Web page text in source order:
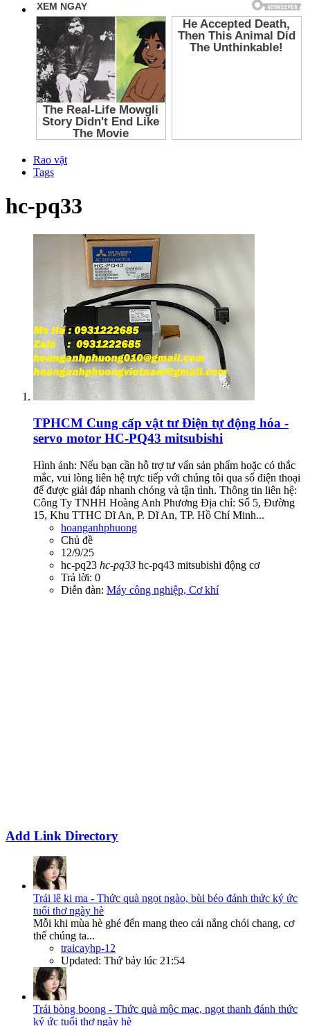
Rao vặt
Tags
hc-pq33
TPHCM Cung cấp vật tư Điện tự động hóa -
servo motor HC-PQ43 mitsubishi
Hình ảnh: Nếu bạn cần hỗ trợ tư vấn sản phẩm hoặc có thắc
mắc, vui lòng liên hệ trực tiếp với chúng tôi qua số điện thoại
để được giải đáp nhanh chóng và tận tình. Thông tin liên hệ:
Công Ty TNHH Hoàng Anh Phương Địa chỉ: Số 5, Đường
15, Khu TTHC Dĩ An, P. Dĩ An, TP. Hồ Chí Minh...
hoanganhphuong
Chủ đề
12/9/25
hc-pq23 hc-pq33 hc-pq43 mitsubishi động cơ
Trả lời: 0
Diễn đàn: Máy công nghiệp, Cơ khí
Add Link Directory
Trái lê ki ma - Thức quà ngọt ngào, bùi béo đánh thức ký ức
tuổi thơ ngày hè
Mỗi khi mùa hè ghé đến mang theo cái nắng chói chang, cơ
thể chúng ta...
traicayhp-12
Updated: Thứ bảy lúc 21:54
Trái bòng boong - Thức quà mộc mạc, ngọt thanh đánh thức
ký ức tuổi thơ ngày hè